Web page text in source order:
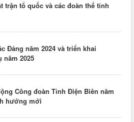
trận tổ quốc và các đoàn thể tỉnh
Đảng năm 2024 và triển khai
2025
Công đoàn Tỉnh Điện Biên năm
hướng mới